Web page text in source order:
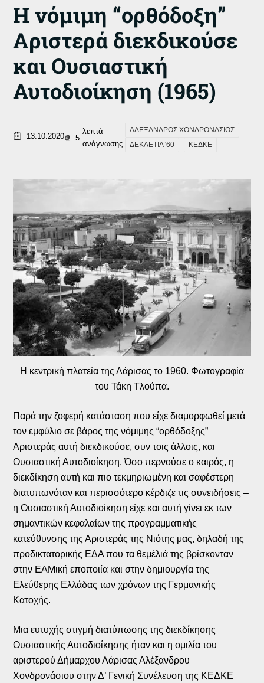
Η νόμιμη “ορθόδοξη”
Αριστερά διεκδικούσε
και Ουσιαστική
Αυτοδιοίκηση (1965)
13.10.2020 5
λεπτά
ανάγνωσης
ΑΛΕΞΑΝΔΡΟΣ ΧΟΝΔΡΟΝΑΣΙΟΣ
ΔΕΚΑΕΤΙΑ '60
ΚΕΔΚΕ
Η κεντρική πλατεία της Λάρισας το 1960. Φωτογραφία
του Τάκη Τλούπα.
Παρά την ζοφερή κατάσταση που είχε διαμορφωθεί μετά
τον εμφύλιο σε βάρος της νόμιμης “ορθόδοξης”
Αριστεράς αυτή διεκδικούσε, συν τοις άλλοις, και
Ουσιαστική Αυτοδιοίκηση. Όσο περνούσε ο καιρός, η
διεκδίκηση αυτή και πιο τεκμηριωμένη και σαφέστερη
διατυπωνόταν και περισσότερο κέρδιζε τις συνειδήσεις –
η Ουσιαστική Αυτοδιοίκηση είχε και αυτή γίνει εκ των
σημαντικών κεφαλαίων της προγραμματικής
κατεύθυνσης της Αριστεράς της Νιότης μας, δηλαδή της
προδικτατορικής ΕΔΑ που τα θεμέλιά της βρίσκονταν
στην ΕΑΜική εποποιία και στην δημιουργία της
Ελεύθερης Ελλάδας των χρόνων της Γερμανικής
Κατοχής.
Μια ευτυχής στιγμή διατύπωσης της διεκδίκησης
Ουσιαστικής Αυτοδιοίκησης ήταν και η ομιλία του
αριστερού Δήμαρχου Λάρισας Αλέξανδρου
Χονδρονάσιου στην Δ’ Γενική Συνέλευση της ΚΕΔΚΕ